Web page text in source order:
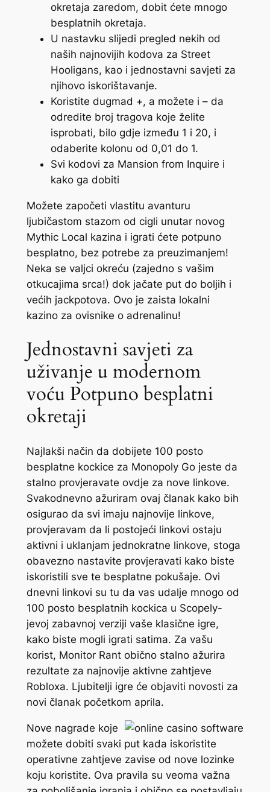
okretaja zaredom, dobit ćete mnogo
besplatnih okretaja.
U nastavku slijedi pregled nekih od
naših najnovijih kodova za Street
Hooligans, kao i jednostavni savjeti za
njihovo iskorištavanje.
Koristite dugmad +, a možete i – da
odredite broj tragova koje želite
isprobati, bilo gdje između 1 i 20, i
odaberite kolonu od 0,01 do 1.
Svi kodovi za Mansion from Inquire i
kako ga dobiti
Možete započeti vlastitu avanturu
ljubičastom stazom od cigli unutar novog
Mythic Local kazina i igrati ćete potpuno
besplatno, bez potrebe za preuzimanjem!
Neka se valjci okreću (zajedno s vašim
otkucajima srca!) dok jačate put do boljih i
većih jackpotova. Ovo je zaista lokalni
kazino za ovisnike o adrenalinu!
Jednostavni savjeti za
uživanje u modernom
voću Potpuno besplatni
okretaji
Najlakši način da dobijete 100 posto
besplatne kockice za Monopoly Go jeste da
stalno provjeravate ovdje za nove linkove.
Svakodnevno ažuriram ovaj članak kako bih
osigurao da svi imaju najnovije linkove,
provjeravam da li postojeći linkovi ostaju
aktivni i uklanjam jednokratne linkove, stoga
obavezno nastavite provjeravati kako biste
iskoristili sve te besplatne pokušaje. Ovi
dnevni linkovi su tu da vas udalje mnogo od
100 posto besplatnih kockica u Scopely-
jevoj zabavnoj verziji vaše klasične igre,
kako biste mogli igrati satima. Za vašu
korist, Monitor Rant obično stalno ažurira
rezultate za najnovije aktivne zahtjeve
Robloxa. Ljubitelji igre će objaviti novosti za
novi članak početkom aprila.
Nove nagrade koje
možete dobiti svaki put kada iskoristite
operativne zahtjeve zavise od nove lozinke
koju koristite. Ova pravila su veoma važna